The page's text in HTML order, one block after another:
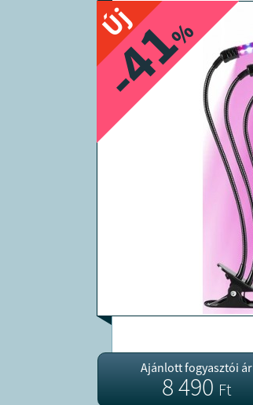
Új
-41
%
Ajánlott fogyasztói ár
8 490Ft